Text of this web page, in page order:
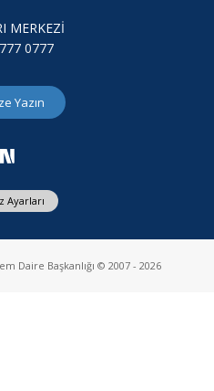
MERKEZİ
0777
Yazın
Ayarları
Daire Başkanlığı © 2007 - 2026